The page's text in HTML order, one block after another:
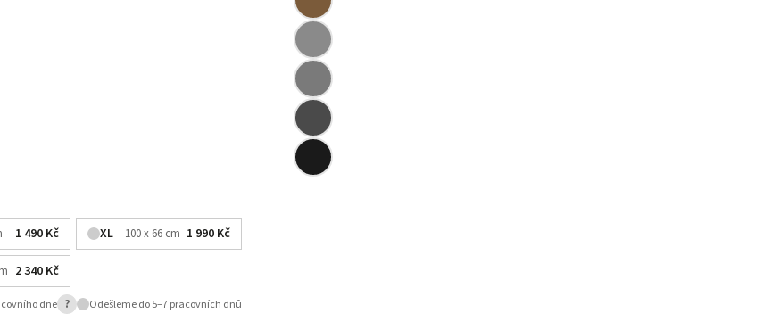
1 490 Kč XL 100 x 66 cm 1 990 Kč
2 340 Kč
dne ? Odešleme do 5–7 pracovních dnů